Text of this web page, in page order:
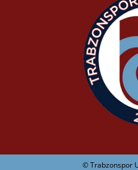
© Trabzonspor